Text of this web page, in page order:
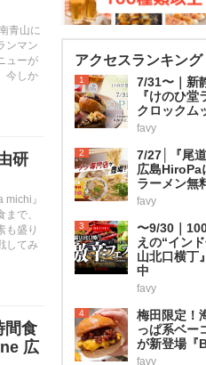
青山に
ンマン
ューが
今しか
研
』
で、
も盛り
してみ
間食
広
アクセスランキング
1
7/31〜｜新
『けのひ
クロックム
favy
2
7/27│『尾
広島HiroPa
ラーメン無
favy
3
〜9/30｜
えの“イン
山北口横丁
中
favy
4
梅田限定！
っぱ系ベー
が新登場『
favy